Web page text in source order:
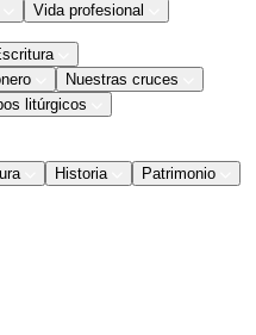
Vida profesional
Nuestras cruces
litúrgicos
Historia
Patrimonio